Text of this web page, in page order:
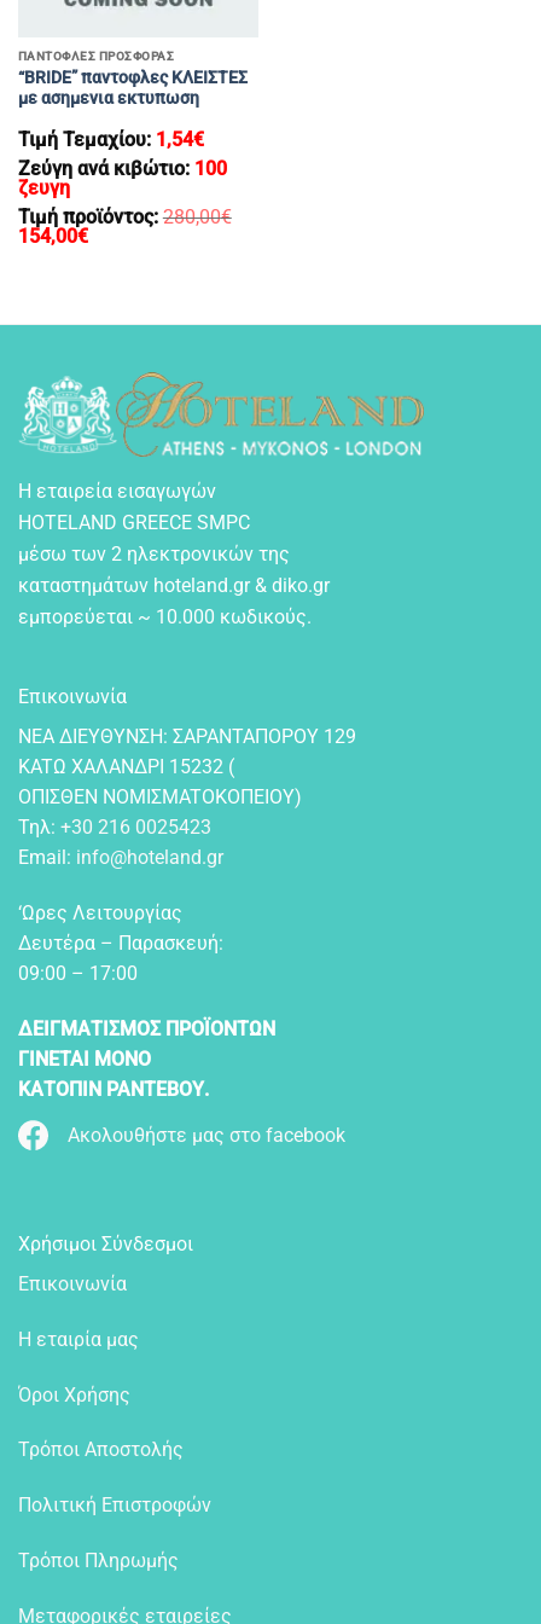
ΠΑΝΤΟΦΛΕΣ ΠΡΟΣΦΟΡΑΣ
“BRIDE” παντοφλες KΛΕΙΣΤΕΣ
με ασημενια εκτυπωση
Τιμή Τεμαχίου: 1,54€
Ζεύγη ανά κιβώτιο: 100
ζευγη
Τιμή προϊόντος:280,00€
Original
154,00€Η
Η εταιρεία εισαγωγών
HOTELAND GREECE SMPC
μέσω των 2 ηλεκτρονικών της
καταστημάτων hoteland.gr & diko.gr
εμπορεύεται ~ 10.000 κωδικούς.
Επικοινωνία
NEA ΔIEYΘYNΣH: ΣAPANTAΠOPOY 129
KATΩ XAΛANΔPI 15232 (
OΠIΣΘEN NOMIΣMATOKOΠEIOY)
Τηλ: +30 216 0025423
Email: info@hoteland.gr
‘Ωρες Λειτουργίας
Δευτέρα – Παρασκευή:
09:00 – 17:00
ΔΕΙΓΜΑΤΙΣΜΟΣ ΠΡΟΪΟΝΤΩΝ
ΓΙΝΕΤΑΙ ΜΟΝΟ
ΚΑΤΟΠΙΝ ΡΑΝΤΕΒΟΥ.
Ακολουθήστε μας στο facebook
Χρήσιμοι Σύνδεσμοι
Επικοινωνία
Η εταιρία μας
Όροι Χρήσης
Τρόποι Αποστολής
Πολιτική Επιστροφών
Τρόποι Πληρωμής
Μεταφορικές εταιρείες